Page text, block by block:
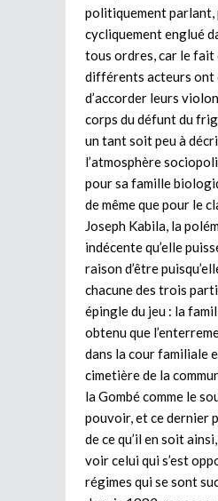
politiquement parlant,
cycliquement englué
tous ordres, car le fait
différents acteurs ont
d’accorder leurs
corps du défunt du
un tant soit peu à
l’atmosphère
pour sa famille
de même que pour le
Joseph Kabila, la
indécente qu’elle
raison d’être
chacune des trois
épingle du jeu : la
obtenu que
dans la cour familiale
cimetière de la
la Gombé comme le
pouvoir, et ce dernier
de ce qu’il en soit
voir celui qui s’est
régimes qui se sont